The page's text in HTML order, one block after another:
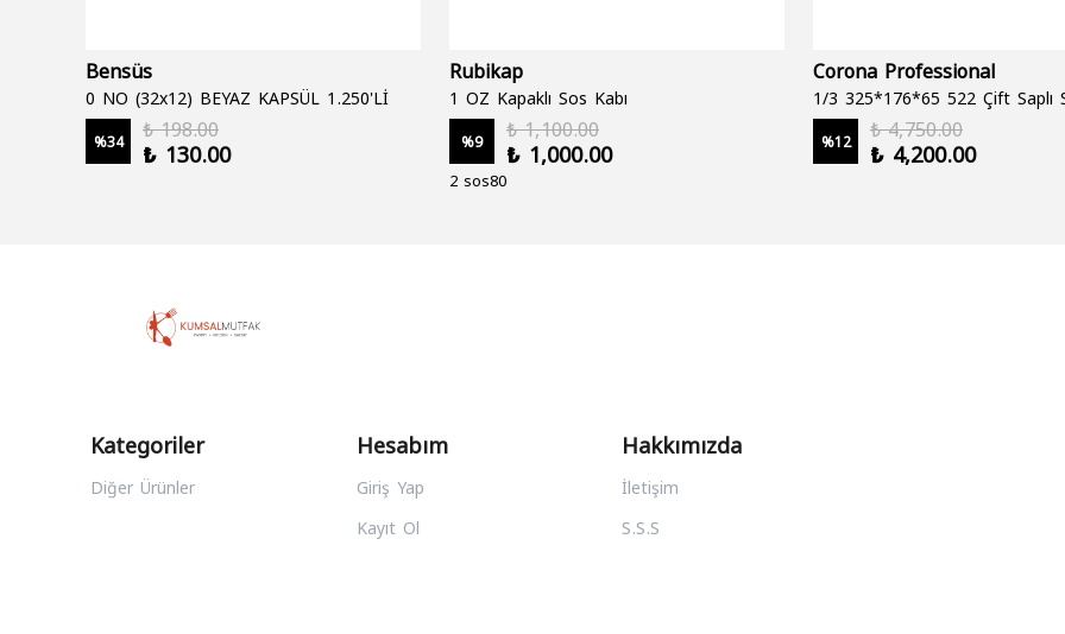
Bensüs
0 NO (32x12) BEYAZ KAPSÜL 1.250'Lİ
%34
₺ 198.00
₺ 130.00
Rubikap
1 OZ Kapaklı Sos Kabı
%9
₺ 1,100.00
₺ 1,000.00
2 sos80
Corona Professional
%12
₺ 4,750.00
₺ 4,200.00
Kategoriler
Diğer Ürünler
Hesabım
Giriş Yap
Kayıt Ol
Hakkımızda
İletişim
S.S.S